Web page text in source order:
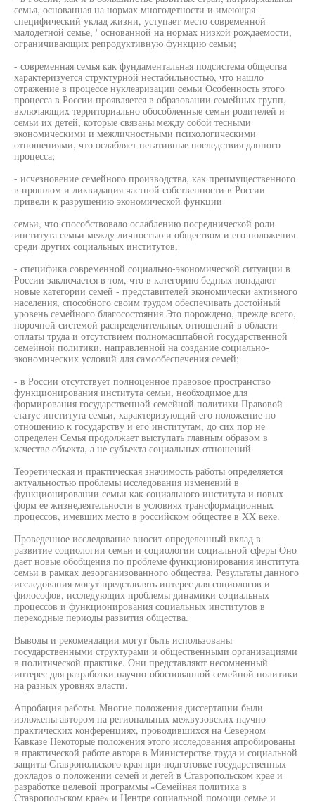
семья, основанная на нормах многодетности и имеющая
специфический уклад жизни, уступает место современной
малодетной семье, ' основанной на нормах низкой рождаемости,
ограничивающих репродуктивную функцию семьи;
- современная семья как фундаментальная подсистема общества
характеризуется структурной нестабильностью, что нашло
отражение в процессе нуклеаризации семьи Особенность этого
процесса в России проявляется в образовании семейных групп,
включающих территориально обособленные семьи родителей и
семьи их детей, которые связаны между собой тесными
экономическими и межличностными психологическими
отношениями, что ослабляет негативные последствия данного
процесса;
- исчезновение семейного производства, как преимущественного
в прошлом и ликвидация частной собственности в России
привели к разрушению экономической функции
семьи, что способствовало ослаблению посреднической роли
института семьи между личностью и обществом и его положения
среди других социальных институтов,
- специфика современной социально-экономической ситуации в
России заключается в том, что в категорию бедных попадают
новые категории семей - представителей экономически активного
населения, способного своим трудом обеспечивать достойный
уровень семейного благосостояния Это порождено, прежде всего,
порочной системой распределительных отношений в области
оплаты труда и отсутствием полномасштабной государственной
семейной политики, направленной на создание социально-
экономических условий для самообеспечения семей;
- в России отсутствует полноценное правовое пространство
функционирования института семьи, необходимое для
формирования государственной семейной политики Правовой
статус института семьи, характеризующий его положение по
отношению к государству и его институтам, до сих пор не
определен Семья продолжает выступать главным образом в
качестве объекта, а не субъекта социальных отношений
Теоретическая и практическая значимость работы определяется
актуальностью проблемы исследования изменений в
функционировании семьи как социального института и новых
форм ее жизнедеятельности в условиях трансформационных
процессов, имевших место в российском обществе в XX веке.
Проведенное исследование вносит определенный вклад в
развитие социологии семьи и социологии социальной сферы Оно
дает новые обобщения по проблеме функционирования института
семьи в рамках дезорганизованного общества. Результаты данного
исследования могут представлять интерес для социологов и
философов, исследующих проблемы динамики социальных
процессов и функционирования социальных институтов в
переходные периоды развития общества.
Выводы и рекомендации могут быть использованы
государственными структурами и общественными организациями
в политической практике. Они представляют несомненный
интерес для разработки научно-обоснованной семейной политики
на разных уровнях власти.
Апробация работы. Многие положения диссертации были
изложены автором на региональных межвузовских научно-
практических конференциях, проводившихся на Северном
Кавказе Некоторые положения этого исследования апробированы
в практической работе автора в Министерстве труда и социальной
защиты Ставропольского края при подготовке государственных
докладов о положении семей и детей в Ставропольском крае и
разработке целевой программы «Семейная политика в
Ставропольском крае» и Центре социальной помощи семье и